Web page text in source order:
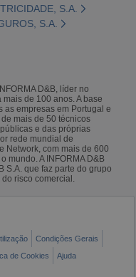
S.A.
S.A.
D&B, líder no
de 100 anos. A base
as empresas em Portugal e
mais de 50 técnicos
e das próprias
rede mundial de
Network, com mais de 600
mundo. A INFORMA D&B
S.A. que faz parte do grupo
risco comercial.
Condições Gerais
de Cookies Ajuda